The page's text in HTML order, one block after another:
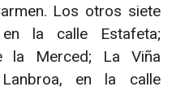
Los otros siete
la calle Estafeta;
la Merced; La Viña
en la calle